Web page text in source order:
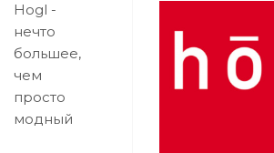
Hogl -
нечто
большее,
чем
просто
модный